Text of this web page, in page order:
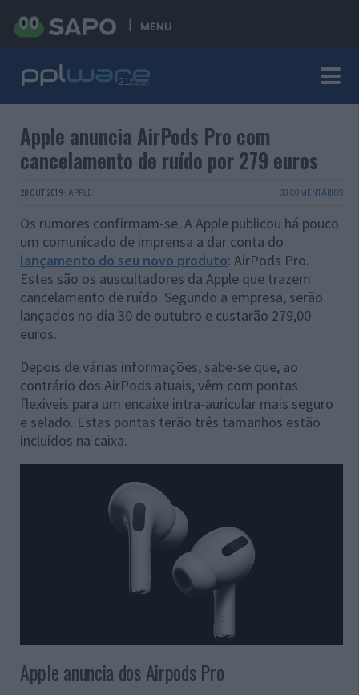
MENU
Apple anuncia AirPods Pro com
cancelamento de ruído por 279 euros
28 OUT 2019 · APPLE 33 COMENTÁRIOS
Os rumores confirmam-se. A Apple publicou há pouco
um comunicado de imprensa a dar conta do
lançamento do seu novo produto: AirPods Pro.
Estes são os auscultadores da Apple que trazem
cancelamento de ruído. Segundo a empresa, serão
lançados no dia 30 de outubro e custarão 279,00
euros.
Depois de várias informações, sabe-se que, ao
contrário dos AirPods atuais, vêm com pontas
flexíveis para um encaixe intra-auricular mais seguro
e selado. Estas pontas terão três tamanhos estão
incluídos na caixa.
Apple anuncia dos Airpods Pro